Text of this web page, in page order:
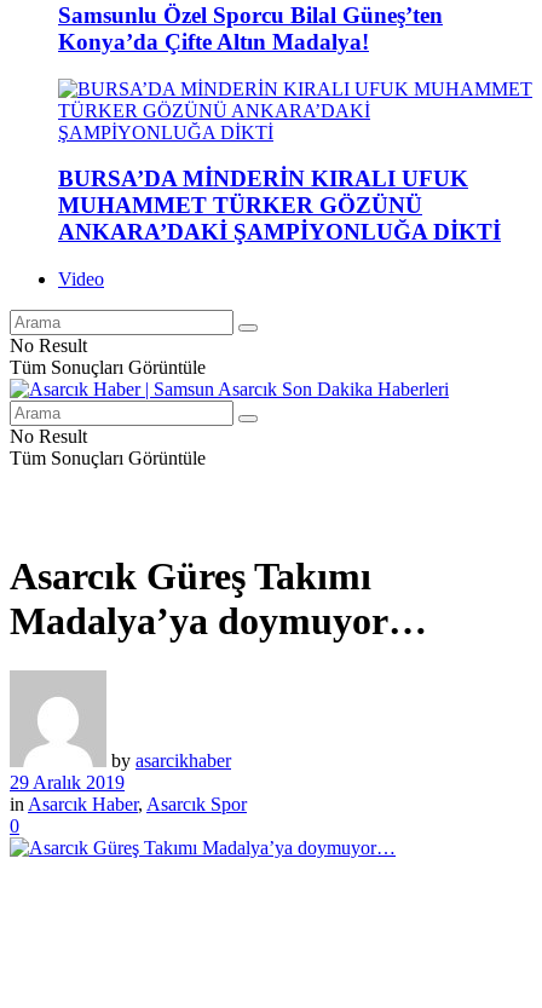
Samsunlu Özel Sporcu Bilal Güneş’ten
Konya’da Çifte Altın Madalya!
BURSA’DA MİNDERİN KIRALI UFUK
MUHAMMET TÜRKER GÖZÜNÜ
ANKARA’DAKİ ŞAMPİYONLUĞA DİKTİ
Video
No Result
Tüm Sonuçları Görüntüle
No Result
Tüm Sonuçları Görüntüle
Asarcık Güreş Takımı
Madalya’ya doymuyor…
by asarcikhaber
29 Aralık 2019
in Asarcık Haber, Asarcık Spor
0